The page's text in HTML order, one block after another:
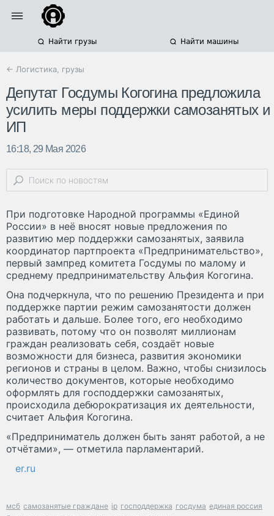
Найти грузы Найти машины
← Логистика, грузы
Депутат Госдумы Когогина предложила
усилить меры поддержки самозанятых и
ИП
16:18, 29 Мая 2026
При подготовке Народной программы «Единой
России» в неё вносят новые предложения по
развитию мер поддержки самозанятых, заявила
координатор партпроекта «Предпринимательство»,
первый зампред комитета Госдумы по малому и
среднему предпринимательству Альфия Когогина.
Она подчеркнула, что по решению Президента и при
поддержке партии режим самозанятости должен
работать и дальше. Более того, его необходимо
развивать, потому что он позволят миллионам
граждан реализовать себя, создаёт новые
возможности для бизнеса, развития экономики
регионов и страны в целом. Важно, чтобы снизилось
количество документов, которые необходимо
оформлять для господдержки самозанятых,
происходила дебюрократизация их деятельности,
считает Альфия Когогина.
«Предприниматель должен быть занят работой, а не
отчётами», — отметила парламентарий.
er.ru
мсб самозанятые граждане ip господдержка госдума единая россия